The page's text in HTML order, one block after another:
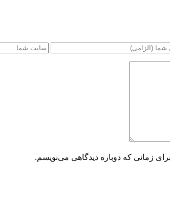
زمانی که دوباره دیدگاهی می‌نویسم.